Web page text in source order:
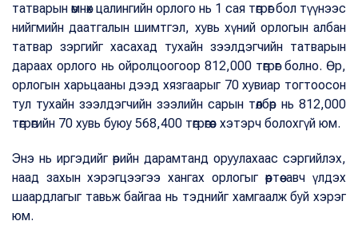
татварын өмнөх цалингийн орлого нь 1 сая төгрөг бол түүнээс
нийгмийн даатгалын шимтгэл, хувь хүний орлогын албан
татвар зэргийг хасахад тухайн зээлдэгчийн татварын
дараах орлого нь ойролцоогоор 812,000 төгрөг болно. Өр,
орлогын харьцааны дээд хязгаарыг 70 хувиар тогтоосон
тул тухайн зээлдэгчийн зээлийн сарын төлбөр нь 812,000
төгрөгийн 70 хувь буюу 568,400 төгрөгөөс хэтэрч болохгүй юм.
Энэ нь иргэдийг өрийн дарамтанд оруулахаас сэргийлэх,
наад захын хэрэгцээгээ хангах орлогыг өөртөө авч үлдэх
шаардлагыг тавьж байгаа нь тэднийг хамгаалж буй хэрэг
юм.